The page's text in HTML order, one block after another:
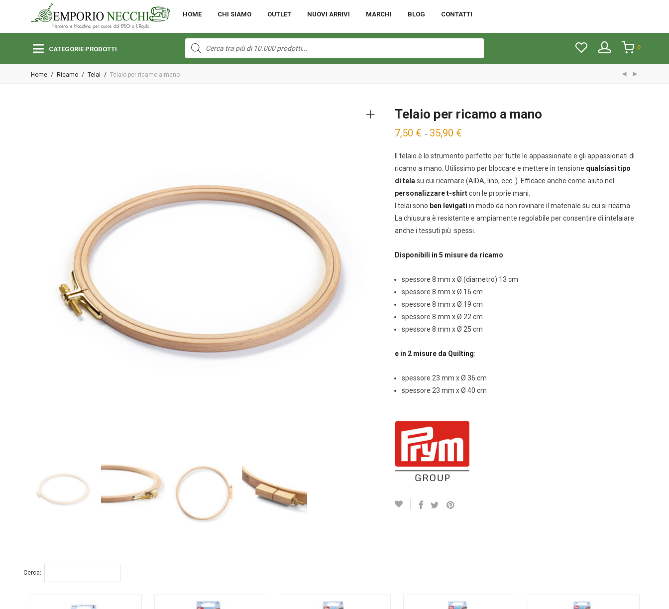
MENU
Open submenu (Bambini)
Open submenu (Lane e Cotoni)
Open submenu (Tessuti)
Tessuti
Open submenu (Toppe e Applicazioni)
Toppe e Applicazioni
HOME CHI SIAMO OUTLET NUOVI ARRIVI MARCHI BLOG CONTATTI
CATEGORIE PRODOTTI
Products
search
0
Home / Ricamo / Telai / Telaio per ricamo a mano
Telaio per ricamo a mano
7,50 € – 35,90 €
Il telaio è lo strumento perfetto per tutte le appassionate e gli appassionati di
ricamo a mano. Utilissimo per bloccare e mettere in tensione qualsiasi tipo
di tela su cui ricamare (AIDA, lino, ecc..). Efficace anche come aiuto nel
personalizzare t-shirtcon le proprie mani.
I telai sono ben levigati in modo da non rovinare il materiale su cui si ricama.
La chiusura è resistente e ampiamente regolabile per consentire di intelaiare
anche i tessuti più spessi.
Disponibili in 5 misure da ricamo:
spessore 8 mm x Ø (diametro) 13 cm
spessore 8 mm x Ø 16 cm
spessore 8 mm x Ø 19 cm
spessore 8 mm x Ø 22 cm
spessore 8 mm x Ø 25 cm
e in 2 misure da Quilting:
spessore 23 mm x Ø 36 cm
spessore 23 mm x Ø 40 cm
Cerca: